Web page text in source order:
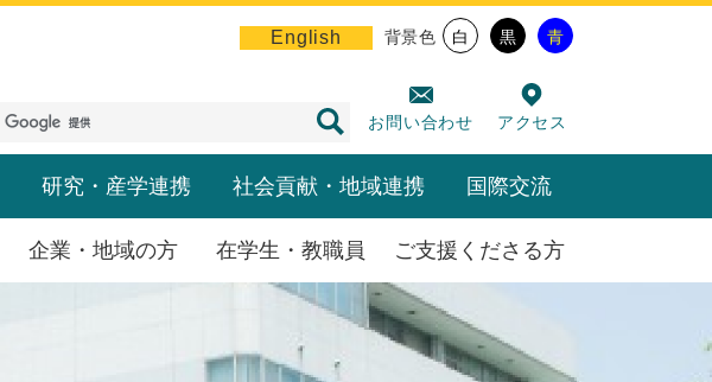
English 背景色 白 黒 青
お問い合わせ アクセス
研究・産学連携 社会貢献・地域連携 国際交流
企業・地域の方 在学生・教職員 ご支援くださる方